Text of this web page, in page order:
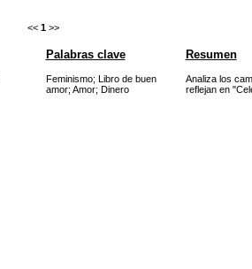
<< 1 >>
Palabras clave Resumen
Feminismo; Libro de buen
amor; Amor; Dinero
Analiza los
reflejan en